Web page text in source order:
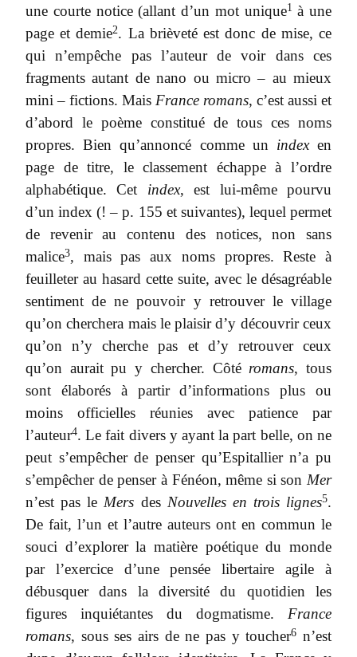
une courte notice (allant d’un mot unique1 à une
page et demie2. La brièveté est donc de mise, ce
qui n’empêche pas l’auteur de voir dans ces
fragments autant de nano ou micro – au mieux
mini – fictions. Mais France romans, c’est aussi et
d’abord le poème constitué de tous ces noms
propres. Bien qu’annoncé comme un indexen
page de titre, le classement échappe à l’ordre
alphabétique. Cet index, est lui-même pourvu
d’un index (! – p. 155 et suivantes), lequel permet
de revenir au contenu des notices, non sans
malice3, mais pas aux noms propres. Reste à
feuilleter au hasard cette suite, avec le désagréable
sentiment de ne pouvoir y retrouver le village
qu’on cherchera mais le plaisir d’y découvrir ceux
qu’on n’y cherche pas et d’y retrouver ceux
qu’on aurait pu y chercher. Côté romans, tous
sont élaborés à partir d’informations plus ou
moins officielles réunies avec patience par
l’auteur4. Le fait divers y ayant la part belle, on ne
peut s’empêcher de penser qu’Espitallier n’a pu
s’empêcher de penser à Fénéon, même si son Mer
n’est pas le Mers des Nouvelles en trois lignes5.
De fait, l’un et l’autre auteurs ont en commun le
souci d’explorer la matière poétique du monde
par l’exercice d’une pensée libertaire agile à
débusquer dans la diversité du quotidien les
figures inquiétantes du dogmatisme. France
romans, sous ses airs de ne pas y toucher6 n’est